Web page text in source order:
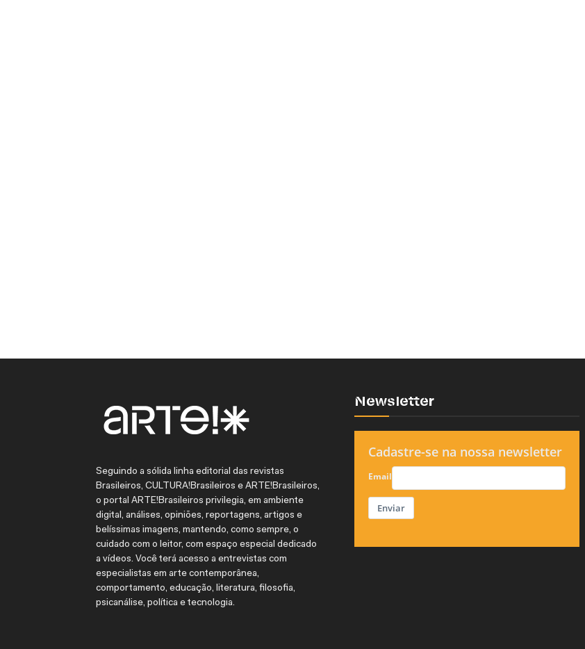
Seguindo a sólida linha editorial das revistas
Brasileiros, CULTURA!Brasileiros e ARTE!Brasileiros,
o portal ARTE!Brasileiros privilegia, em ambiente
digital, análises, opiniões, reportagens, artigos e
belíssimas imagens, mantendo, como sempre, o
cuidado com o leitor, com espaço especial dedicado
a vídeos. Você terá acesso a entrevistas com
especialistas em arte contemporânea,
comportamento, educação, literatura, filosofia,
psicanálise, política e tecnologia.
Newsletter
Cadastre-se na nossa newsletter
Email
Enviar